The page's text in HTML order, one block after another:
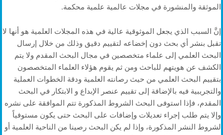
الموثقة والمنشورة في مجلات عالمية علمية محكمة.
إنَّ السبب الذي يجعل الموثوقية عالية في هذه المجلات العلمية هو أنها لا
تقبل بنشر أي بحث دون إخضاعه لتقييم دقيق وذلك من خلال إرسال
البحث العلمي إلى علماء متخصصين في مجال البحث المقدم ولا يتم
الكشف عن هويتهم للباحث ومن ثم يقوم هؤلاء العلماء المتخصصون
بتقييم البحث العلمي من حيث رصانته العلمية ودقة الخطوات العملية
والتجريبية فيه بالإضافة إلى تقييم عنصر الإبداع و الابتكار في البحث
المقدم، فإذا استوفى البحث الشروط المذكورة تتم الموافقة على نشره
وإلا يتم طلب إجراء تعديلات وإضافات على البحث حتى يكون مستوفياً
لشروط النشر المذكورة، وإذا لم يكن البحث رصينا من الناحية العلمية أو